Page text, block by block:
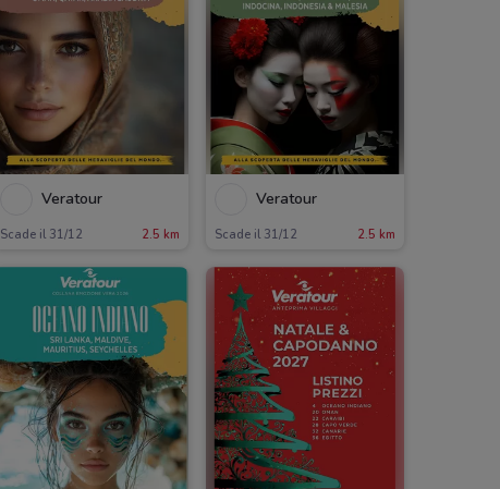
Veratour
Scade il 31/12 2.5 km
Veratour
Scade il 31/12 2.5 km